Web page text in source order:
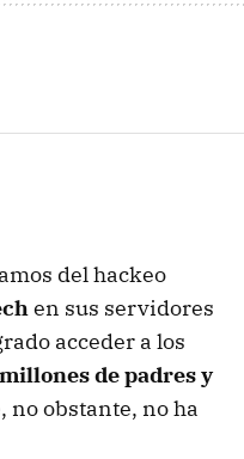
del hackeo
en sus servidores
acceder a los
de padres y
no obstante, no ha